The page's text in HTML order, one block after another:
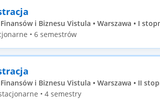
i Biznesu Vistula • Warszawa • I
• 6 semestrów
i Biznesu Vistula • Warszawa • II
• 4 semestry